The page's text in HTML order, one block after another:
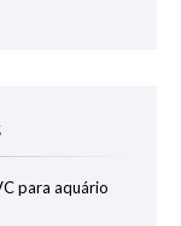
para aquário